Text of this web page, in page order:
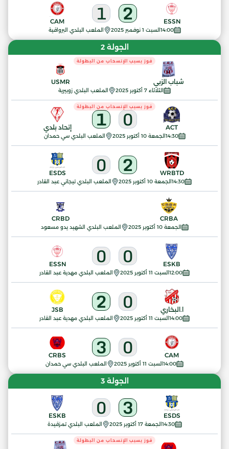
14:00السبت 1 نوفمبر 2025 الملعب البلدي البرواقية
ESSN
2
1
CAM
الجولة 2
الثلاثاء 7 أكتوبر 2025 الملعب البلدي زوبيرية
شباب الزبي
فوز بسبب الإنسحاب من البطولة
USMR
14:30الجمعة 10 أكتوبر 2025 الملعب البلدي سي حمدان
ACT
0
1
فوز بسبب الإنسحاب من البطولة
إتحاد بلدي
14:30الجمعة 10 أكتوبر 2025 الملعب البلدي تيجاني عبد القادر
WRBTD
2
0
ESDS
الجمعة 10 أكتوبر 2025 الملعب البلدي الشهيد يدو مسعود
CRBA
CRBD
12:00السبت 11 أكتوبر 2025 الملعب البلدي مهدية عبد القادر
ESKB
0
0
ESSN
14:00السبت 11 أكتوبر 2025 الملعب البلدي مهدية عبد القادر
ا.البخاري 0
2
JSB
14:00السبت 11 أكتوبر 2025 الملعب البلدي سي حمدان
CAM
0
3
CRBS
الجولة 3
14:30الجمعة 17 أكتوبر 2025 الملعب البلدي تمزقيدة
ESDS
3
0
ESKB
فوز بسبب الإنسحاب من البطولة